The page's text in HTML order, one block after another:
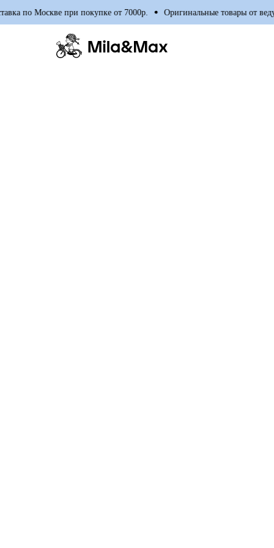
по Москве при покупке от 7000р. Оригинальные товары от